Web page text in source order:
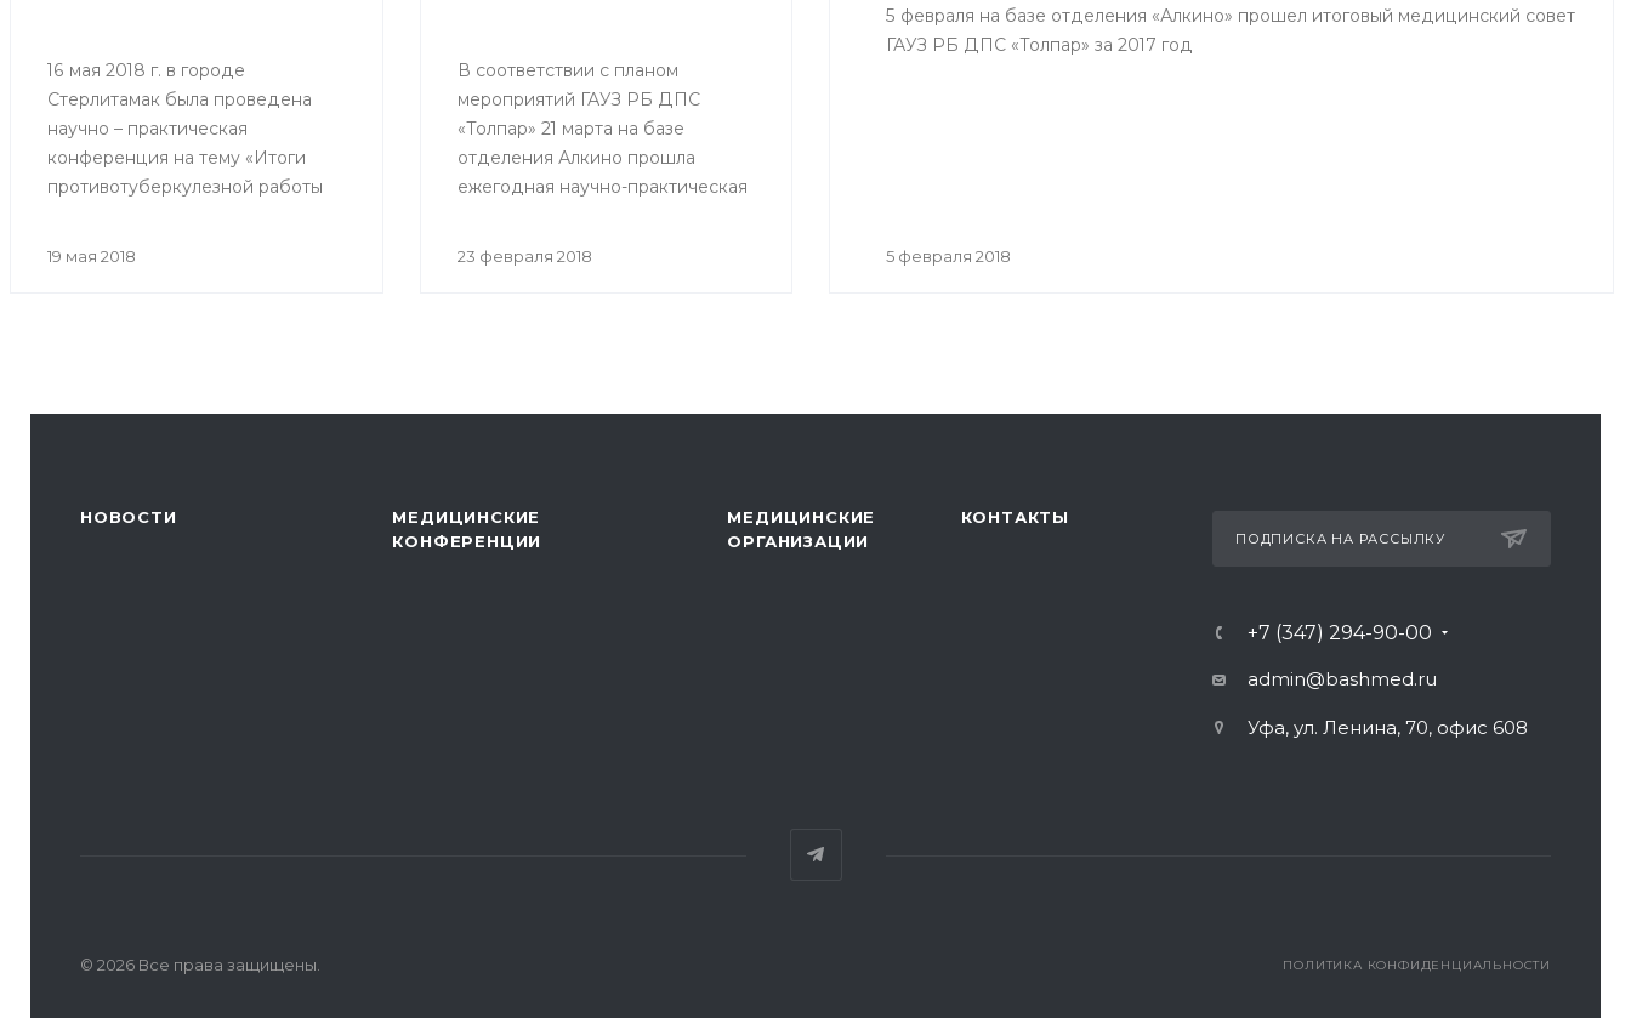
противотуберкулезной
помощи населению
Республики Башкортостан»
16 мая 2018 г. в городе
Стерлитамак была проведена
научно – практическая
конференция на тему «Итоги
противотуберкулезной работы
19 мая 2018
В соответствии с планом
мероприятий ГАУЗ РБ ДПС
«Толпар» 21 марта на базе
отделения Алкино прошла
ежегодная научно-практическая
Всемирному дню борьбы с
23 февраля 2018
5 февраля на базе отделения «Алкино» прошел итоговый медицинский совет
ГАУЗ РБ ДПС «Толпар» за 2017 год
5 февраля 2018
НОВОСТИ
МЕДИЦИНСКИЕ
КОНФЕРЕНЦИИ
МЕДИЦИНСКИЕ
ОРГАНИЗАЦИИ
КОНТАКТЫ
ПОДПИСКА НА РАССЫЛКУ
+7 (347) 294-90-00
admin@bashmed.ru
Уфа, ул. Ленина, 70, офис 608
ПОЛИТИКА КОНФИДЕНЦИАЛЬНОСТИ
© 2026 Все права защищены.